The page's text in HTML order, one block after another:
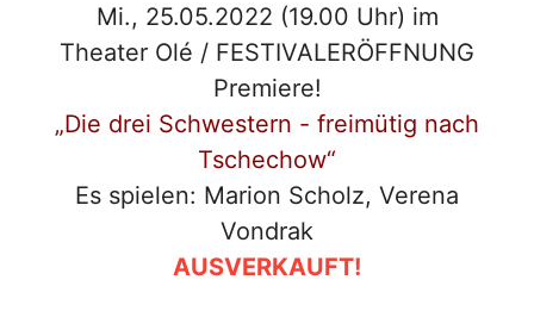
Mi., 25.05.2022 (19.00 Uhr) im
Theater Olé / FESTIVALERÖFFNUNG
Premiere!
„Die drei Schwestern - freimütig nach
Tschechow“
Es spielen: Marion Scholz, Verena
Vondrak
AUSVERKAUFT!